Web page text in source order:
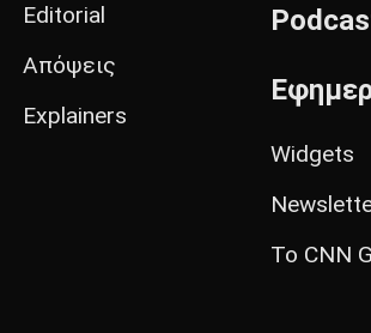
Editorial
Απόψεις
Explainers
Widgets
Το CNN